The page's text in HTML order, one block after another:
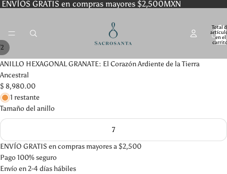
ENVÍOS GRATIS en compras mayores $2,500MXN
Total
en el
2
ANILLO HEXAGONAL GRANATE: El Corazón Ardiente de la Tierra
Ancestral
$ 8,980.00
1 restante
Tamaño del anillo
7
ENVÍO GRATIS en compras mayores a $2,500
Pago 100% seguro
Envío en 2-4 días hábiles